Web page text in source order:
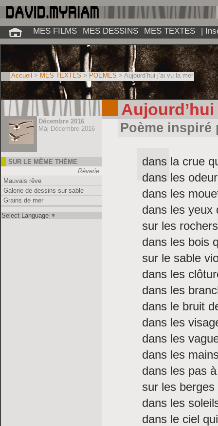
Décembre 2016
Màj Décembre 2016
SUR LE MÊME THÈME
Rêverie
Mauvais rêve
Galerie de dessins sur sable
Grains de mer
Select Language ▼
Aujourd’hui
Poème inspiré
dans la crue
dans les
dans les
dans les yeux
sur les
dans les bois
sur le sable
dans les
dans les
dans le bruit
dans les
dans les
dans les
dans les pas
sur les
dans les
dans le ciel
Accueil > MES TEXTES > POÈMES > Aujourd’hui j’ai vu la mer
MES FILMS MES DESSINS MES TEXTES |